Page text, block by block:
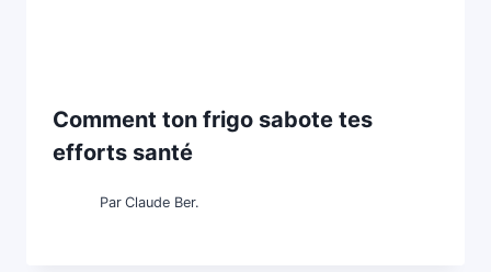
Comment ton frigo sabote tes
efforts santé
Par Claude Ber.